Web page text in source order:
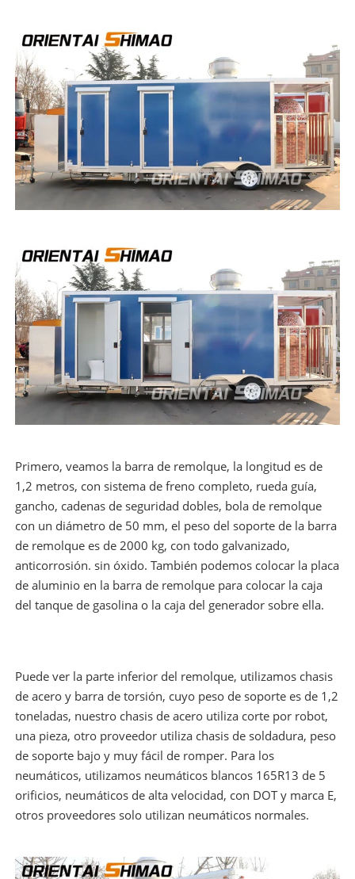
Primero, veamos la barra de remolque, la longitud es de
1,2 metros, con sistema de freno completo, rueda guía,
gancho, cadenas de seguridad dobles, bola de remolque
con un diámetro de 50 mm, el peso del soporte de la barra
de remolque es de 2000 kg, con todo galvanizado,
anticorrosión. sin óxido. También podemos colocar la placa
de aluminio en la barra de remolque para colocar la caja
del tanque de gasolina o la caja del generador sobre ella.
Puede ver la parte inferior del remolque, utilizamos chasis
de acero y barra de torsión, cuyo peso de soporte es de 1,2
toneladas, nuestro chasis de acero utiliza corte por robot,
una pieza, otro proveedor utiliza chasis de soldadura, peso
de soporte bajo y muy fácil de romper. Para los
neumáticos, utilizamos neumáticos blancos 165R13 de 5
orificios, neumáticos de alta velocidad, con DOT y marca E,
otros proveedores solo utilizan neumáticos normales.